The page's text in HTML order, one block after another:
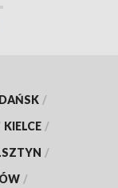
/
KIELCE /
/
/